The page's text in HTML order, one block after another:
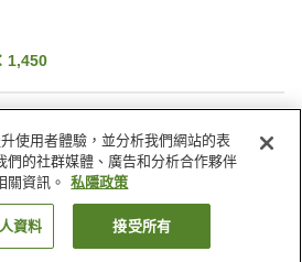
1,450
水療/美容院
自動販賣機
島區 東京貝爾經典酒店
找客房
使用者體驗，並分析我們網站的表
們的社群媒體、廣告和分析合作夥伴
關資訊。
私隱政策
資料 接受所有